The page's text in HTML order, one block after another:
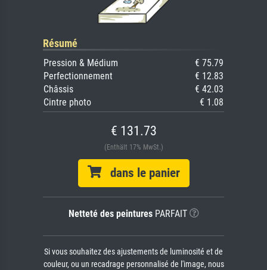
Résumé
Pression & Médium
€ 75.79
Perfectionnement
€ 12.83
Châssis
€ 42.03
Cintre photo
€ 1.08
€ 131.73
(Enthält 17% MwSt.)
dans le panier
Netteté des peinturesPARFAIT
Si vous souhaitez des ajustements de luminosité et de
couleur, ou un recadrage personnalisé de l'image, nous